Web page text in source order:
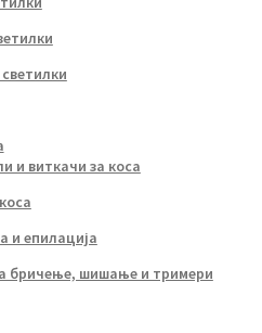
и виткачи за коса
и епилација
бричење, шишање и тримери